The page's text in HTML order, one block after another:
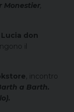
Monestier
don
il
, incontro
a Barth.